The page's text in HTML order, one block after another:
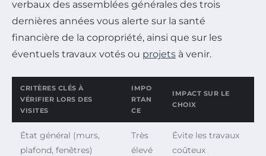
verbaux des assemblées générales des trois
dernières années vous alerte sur la santé
financière de la copropriété, ainsi que sur les
éventuels travaux votés ou projets à venir.
CRITÈRES CLÉS À
VÉRIFIER LORS DES
VISITES
IMPO
RTAN
CE
IMPACT SUR LE
CHOIX
État général (murs,
plafond, fenêtres)
Très
élevé
Évite les travaux
coûteux